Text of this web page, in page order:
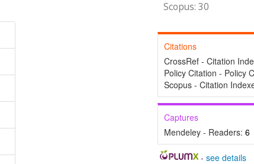
Scopus: 30
Citations
CrossRef - Citation
Policy Citation - Policy
Scopus - Citation
Captures
Mendeley - Readers: 6
-see details